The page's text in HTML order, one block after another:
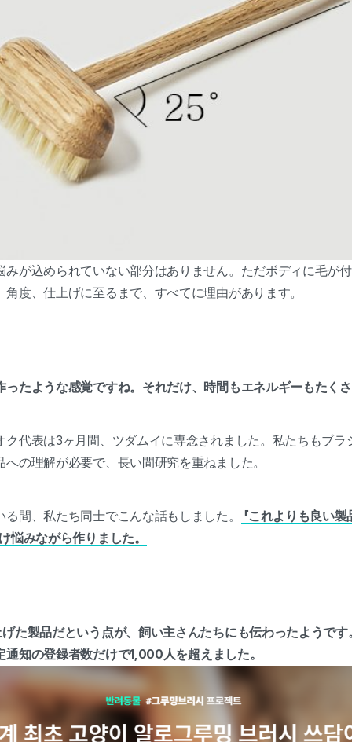
みが込められていない部分はありません。ただボディに毛が
度、仕上げに至るまで、すべてに理由があります。
ったような感覚ですね。それだけ、時間もエネルギーもたく
ク代表は3ヶ月間、ツダムイに専念されました。私たちもブラ
の理解が必要で、長い間研究を重ねました。
間、私たち同士でこんな話もしました。
「これよりも良い
悩みながら作りました。
た製品だという点が、飼い主さんたちにも伝わったようで
知の登録者数だけで1,000人を超えました。